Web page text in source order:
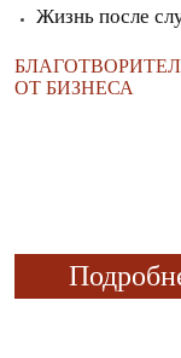
Жизнь после
ОТ БИЗНЕСА